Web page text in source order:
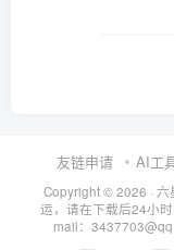
友链申请 AI工
Copyright © 2026 ·
运，请在下载后24小
mail：